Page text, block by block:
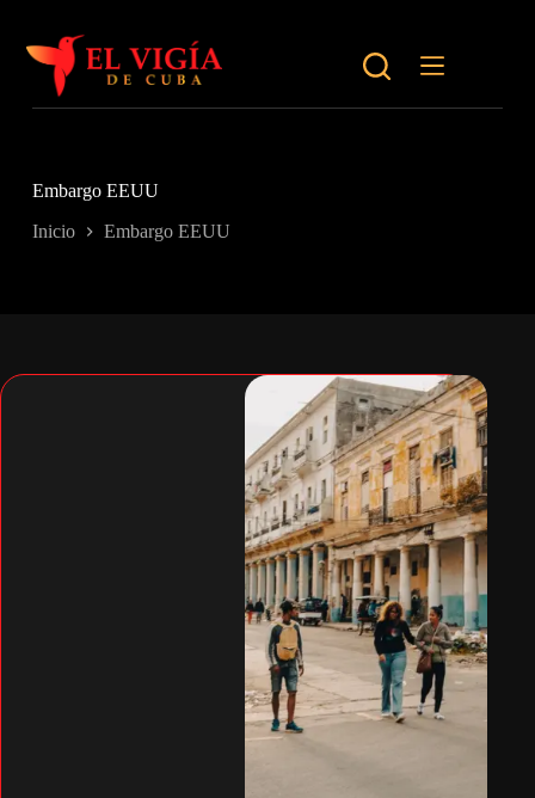
contenido
Embargo EEUU
Inicio Embargo EEUU